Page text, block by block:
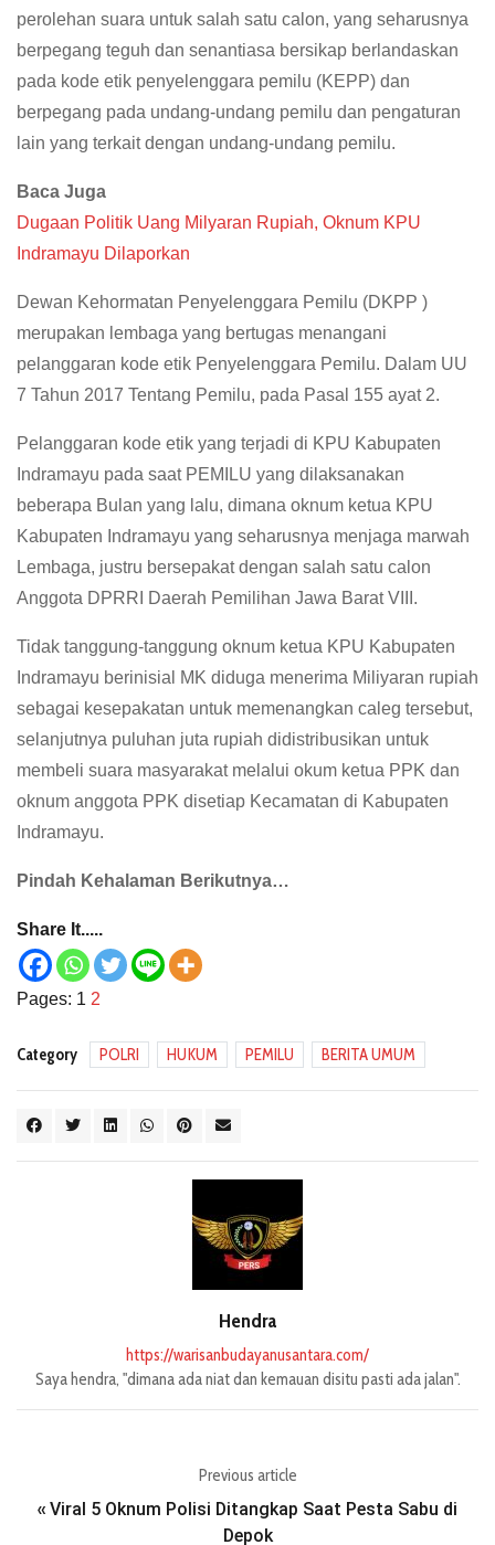
perolehan suara untuk salah satu calon, yang seharusnya
berpegang teguh dan senantiasa bersikap berlandaskan
pada kode etik penyelenggara pemilu (KEPP) dan
berpegang pada undang-undang pemilu dan pengaturan
lain yang terkait dengan undang-undang pemilu.
Baca Juga
Dugaan Politik Uang Milyaran Rupiah, Oknum KPU
Indramayu Dilaporkan
Dewan Kehormatan Penyelenggara Pemilu (DKPP )
merupakan lembaga yang bertugas menangani
pelanggaran kode etik Penyelenggara Pemilu. Dalam UU
7 Tahun 2017 Tentang Pemilu, pada Pasal 155 ayat 2.
Pelanggaran kode etik yang terjadi di KPU Kabupaten
Indramayu pada saat PEMILU yang dilaksanakan
beberapa Bulan yang lalu, dimana oknum ketua KPU
Kabupaten Indramayu yang seharusnya menjaga marwah
Lembaga, justru bersepakat dengan salah satu calon
Anggota DPRRI Daerah Pemilihan Jawa Barat VIII.
Tidak tanggung-tanggung oknum ketua KPU Kabupaten
Indramayu berinisial MK diduga menerima Miliyaran rupiah
sebagai kesepakatan untuk memenangkan caleg tersebut,
selanjutnya puluhan juta rupiah didistribusikan untuk
membeli suara masyarakat melalui okum ketua PPK dan
oknum anggota PPK disetiap Kecamatan di Kabupaten
Indramayu.
Pindah Kehalaman Berikutnya…
Share It.....
Pages: 1 2
Category POLRI HUKUM PEMILU BERITA UMUM
Hendra
https://warisanbudayanusantara.com/
Saya hendra, "dimana ada niat dan kemauan disitu pasti ada jalan".
Previous article
« Viral 5 Oknum Polisi Ditangkap Saat Pesta Sabu di
Depok